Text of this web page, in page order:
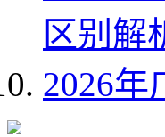
区别解
2026年